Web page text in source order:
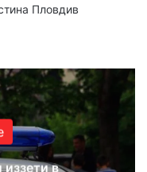
Пловдив
иззети в